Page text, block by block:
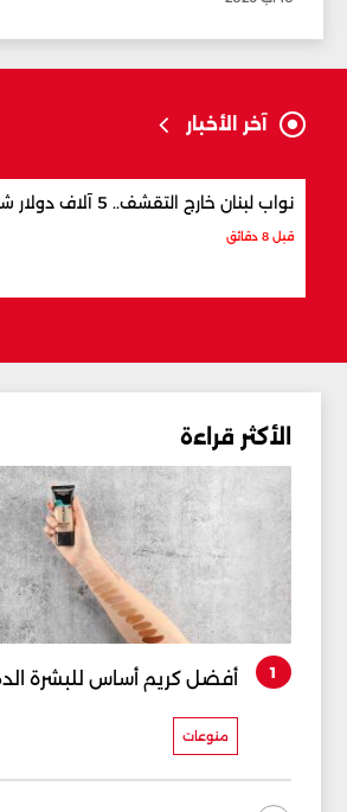
آخر الأخبار
نواب لبنان خارج التقشف.. 5 آلاف دولار شهرياً
قبل 8 دقائق
الأكثر قراءة
1 أفضل كريم أساس للبشرة
منوعات